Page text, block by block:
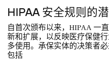
HIPAA 安全规则的
自首次颁布以来，HIPAA 一
新和扩展，以反映医疗保健
多使用。承保实体的决策者
包括